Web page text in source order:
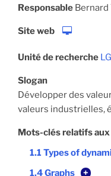
Responsable Bernard
Site web
Unité de recherche LGI
Slogan
Développer des
valeurs industrielles,
Mots-clés relatifs
1.1 Types of
1.4 Graphs
+